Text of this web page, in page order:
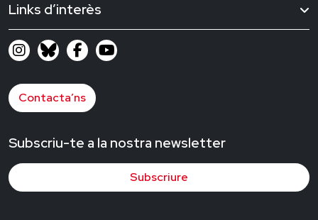
Links d’interès
Contacta’ns
Subscriu-te a la nostra newsletter
Subscriure